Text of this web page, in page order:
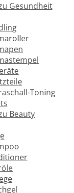
Gesundheit
Toning
Beauty